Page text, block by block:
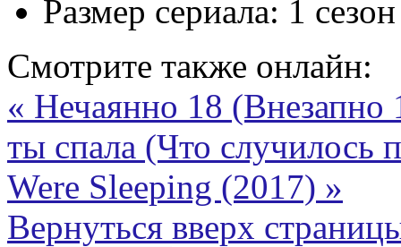
Размер сериала: 1
Смотрите также онлайн:
« Нечаянно 18
ты спала (Что
Were Sleeping (2017) »
Вернуться вверх